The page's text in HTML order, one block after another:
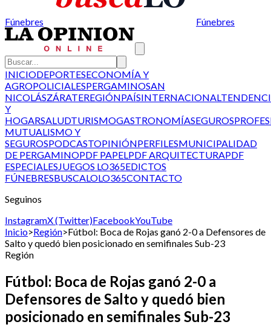
Fúnebres Fúnebres
INICIODEPORTESECONOMÍA Y
AGROPOLICIALESPERGAMINOSAN
NICOLÁSZÁRATEREGIÓNPAÍSINTERNACIONAL
Y
HOGARSALUDTURISMOGASTRONOMÍASEGUROS
MUTUALISMO Y
SEGUROSPODCASTOPINIÓNPERFILESMUNICIPALIDAD
DE PERGAMINOPDF PAPELPDF ARQUITECTURAPDF
ESPECIALESJUEGOS LO365EDICTOS
FÚNEBRESBUSCALOLO365CONTACTO
Seguinos
InstagramX (Twitter)FacebookYouTube
Inicio>Región>Fútbol: Boca de Rojas ganó 2-0 a Defensores de
Salto y quedó bien posicionado en semifinales Sub-23
Región
Fútbol: Boca de Rojas ganó 2-0 a
Defensores de Salto y quedó bien
posicionado en semifinales Sub-23